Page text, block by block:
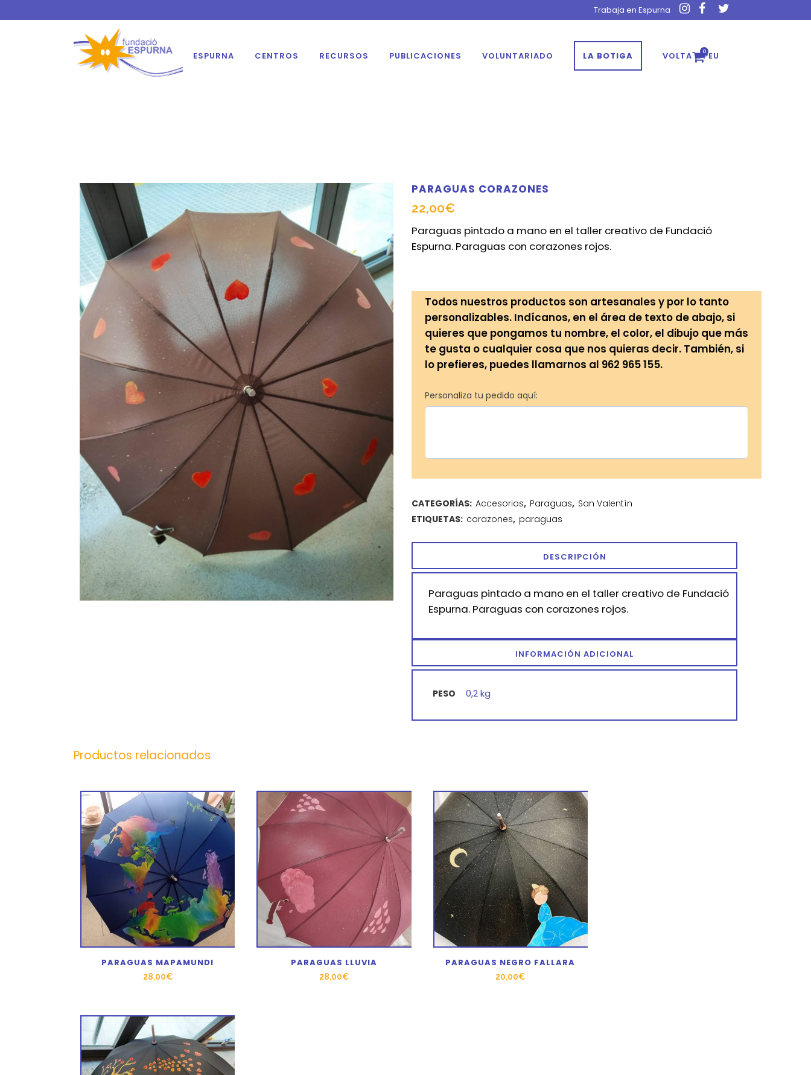
Trabaja en Espurna
0
ESPURNA CENTROS RECURSOS PUBLICACIONES VOLUNTARIADO LA BOTIGA VOLTA A PEU
PARAGUAS CORAZONES
22,00€
Paraguas pintado a mano en el taller creativo de Fundació
Espurna. Paraguas con corazones rojos.
Todos nuestros productos son artesanales y por lo tanto
personalizables. Indícanos, en el área de texto de abajo, si
quieres que pongamos tu nombre, el color, el dibujo que más
te gusta o cualquier cosa que nos quieras decir. También, si
lo prefieres, puedes llamarnos al 962 965 155.
Personaliza tu pedido aquí:
CATEGORÍAS: Accesorios, Paraguas, San Valentín
ETIQUETAS: corazones, paraguas
DESCRIPCIÓN
Paraguas pintado a mano en el taller creativo de Fundació
Espurna. Paraguas con corazones rojos.
INFORMACIÓN ADICIONAL
PESO 0,2 kg
Productos relacionados
PARAGUAS MAPAMUNDI
28,00€
PARAGUAS LLUVIA
28,00€
PARAGUAS NEGRO FALLARA
20,00€